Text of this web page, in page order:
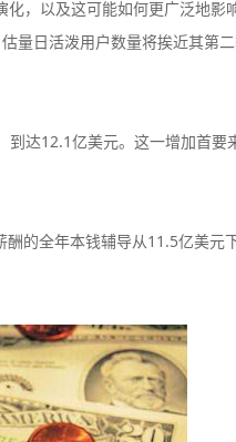
，以及这可能如何更广泛地影
量日活泼用户数量将挨近其第
到达12.1亿美元。这一增加首要
的全年本钱辅导从11.5亿美元
照
监管中
监管中
监管中